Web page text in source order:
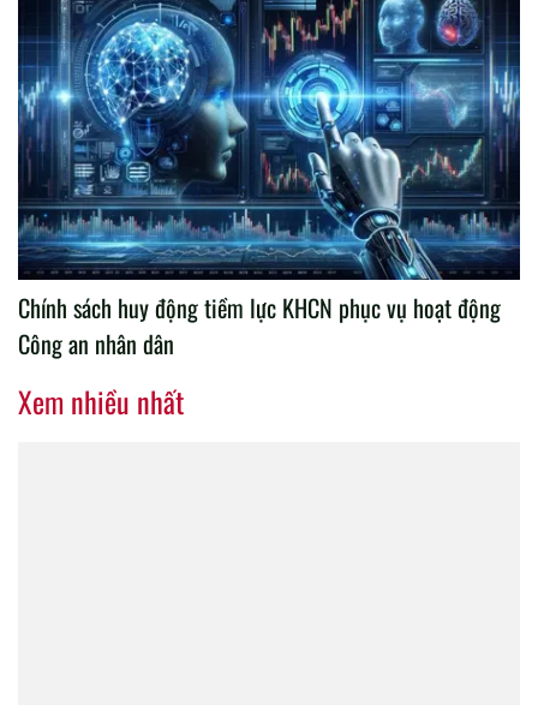
Chính sách huy động tiềm lực KHCN phục vụ hoạt động
Công an nhân dân
Xem nhiều nhất